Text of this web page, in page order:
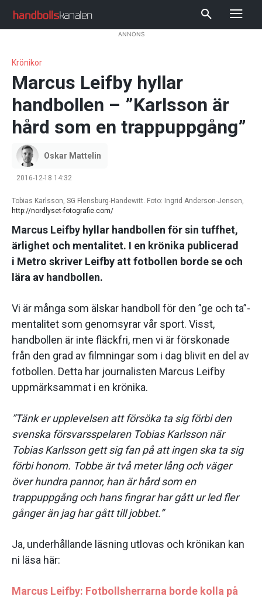
ANNONS
Krönikor
Marcus Leifby hyllar
handbollen – ”Karlsson är
hård som en trappuppgång”
Oskar Mattelin
2016-12-18 14:32
Tobias Karlsson, SG Flensburg-Handewitt. Foto: Ingrid Anderson-Jensen,
http://nordlyset-fotografie.com/
Marcus Leifby hyllar handbollen för sin tuffhet,
ärlighet och mentalitet. I en krönika publicerad
i Metro skriver Leifby att fotbollen borde se och
lära av handbollen.
Vi är många som älskar handboll för den ”ge och ta”-
mentalitet som genomsyrar vår sport. Visst,
handbollen är inte fläckfri, men vi är förskonade
från den grad av filmningar som i dag blivit en del av
fotbollen. Detta har journalisten Marcus Leifby
uppmärksammat i en krönika.
”Tänk er upplevelsen att försöka ta sig förbi den
svenska försvarsspelaren Tobias Karlsson när
Tobias Karlsson gett sig fan på att ingen ska ta sig
förbi honom. Tobbe är två meter lång och ­väger
över hundra pannor, han är hård som en
trappuppgång och hans fingrar har gått ur led fler
gånger än jag har gått till jobbet.”
Ja, underhållande läsning utlovas och krönikan kan
ni läsa här:
Marcus Leifby: Fotbollsherrarna borde kolla på